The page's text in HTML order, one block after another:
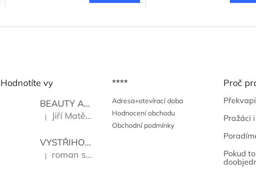
Hodnotíte vy
BEAUTY AND THE BEAT
Go Go's
Hodnocení produktu je 5 z 5 hvězdiček.
| Jiří Matějů
VYSTŘIHOVÁNKY - PRAŽSKÉ PAMÁTKY Kropáček
Hodnocení produktu je 5 z 5 hvězdiček.
| roman sekanina
****
Adresa+otevírací doba
Hodnocení obchodu
Obchodní podmínky
Proč
Pražáci
Pokud